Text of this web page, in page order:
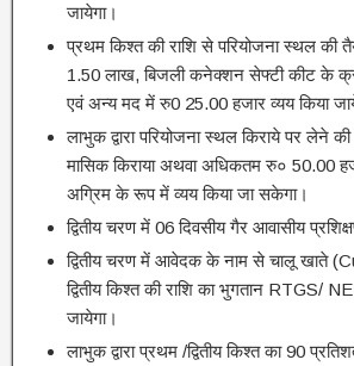
जायेगा।
प्रथम किश्त की राशि से परियोजना स्थल की
1.50 लाख, बिजली कनेक्शन सेफ्टी कीट के
एवं अन्य मद में रु0 25.00 हजार व्यय किया
लाभुक द्वारा परियोजना स्थल किराये पर लेने
मासिक किराया अथवा अधिकतम रु० 50.00
अग्रिम के रूप में व्यय किया जा सकेगा।
द्वितीय चरण में 06 दिवसीय गैर आवासीय
द्वितीय चरण में आवेदक के नाम से चालू खाते
द्वितीय किश्त की राशि का भुगतान RTGS/
जायेगा।
लाभुक द्वारा प्रथम /द्वितीय किश्त का 90